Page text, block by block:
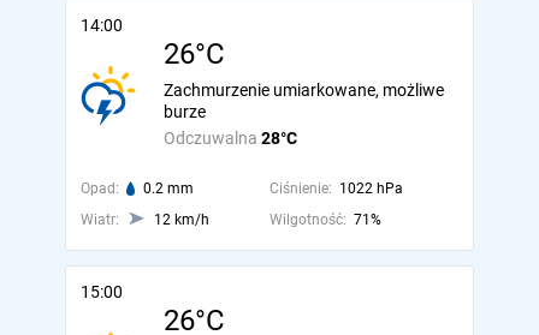
14:00
26°C
Odczuwalna 28°C
Zachmurzenie umiarkowane, możliwe
burze
Opad: 0.2 mm Ciśnienie: 1022 hPa
Wiatr:
12 km/h Wilgotność: 71%
15:00
26°C